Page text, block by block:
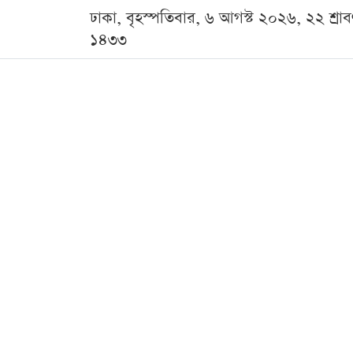
ঢাকা, বৃহস্পতিবার, ৬ আগস্ট ২০২৬, ২২
১৪৩৩